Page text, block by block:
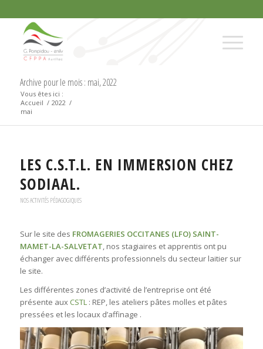
Archive pour le mois : mai, 2022
Vous êtes ici :
Accueil / 2022 /
mai
LES C.S.T.L. EN IMMERSION CHEZ
SODIAAL.
NOS ACTIVITÉS PÉDAGOGIQUES
Sur le site des FROMAGERIES OCCITANES (LFO) SAINT-
MAMET-LA-SALVETAT, nos stagiaires et apprentis ont pu
échanger avec différents professionnels du secteur laitier sur
le site.
Les différentes zones d’activité de l’entreprise ont été
présente aux CSTL: REP, les ateliers pâtes molles et pâtes
pressées et les locaux d’affinage .